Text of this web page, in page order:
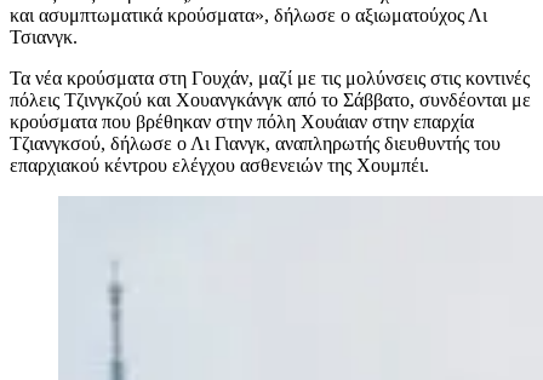
και ασυμπτωματικά κρούσματα», δήλωσε ο αξιωματούχος Λι
Τσιανγκ.
Τα νέα κρούσματα στη Γουχάν, μαζί με τις μολύνσεις στις κοντινές
πόλεις Τζινγκζού και Χουανγκάνγκ από το Σάββατο, συνδέονται με
κρούσματα που βρέθηκαν στην πόλη Χουάιαν στην επαρχία
Τζιανγκσού, δήλωσε ο Λι Γιανγκ, αναπληρωτής διευθυντής του
επαρχιακού κέντρου ελέγχου ασθενειών της Χουμπέι.